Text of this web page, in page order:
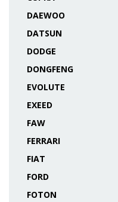
DAEWOO
DATSUN
DODGE
DONGFENG
EVOLUTE
EXEED
FAW
FERRARI
FIAT
FORD
FOTON